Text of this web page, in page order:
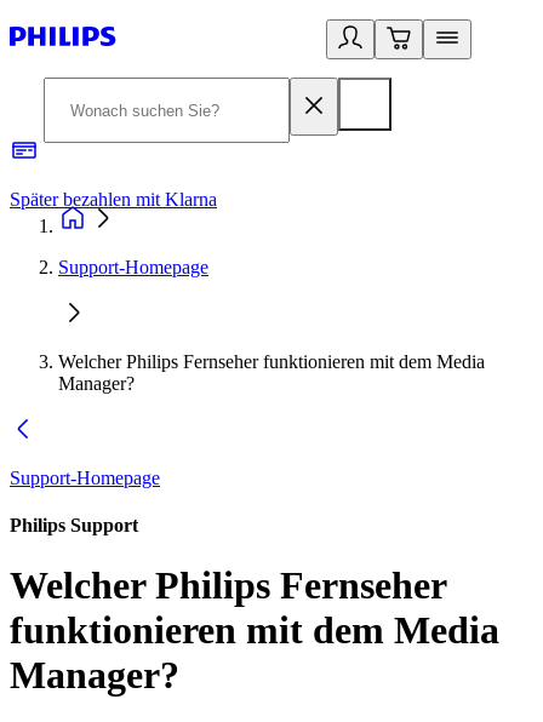
Später bezahlen mit Klarna
Support-Homepage
Welcher Philips Fernseher funktionieren mit dem Media
Manager?
Support-Homepage
Philips Support
Welcher Philips Fernseher
funktionieren mit dem Media
Manager?